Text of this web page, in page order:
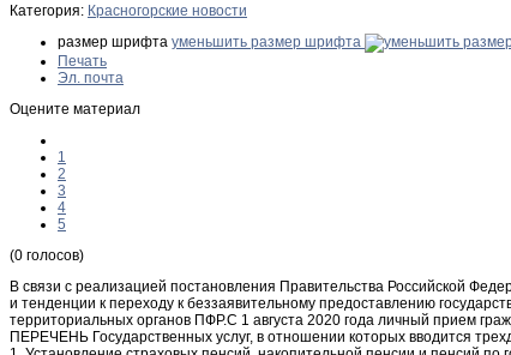
Категория: Красногорские новости
размер шрифта уменьшить размер шрифта
Печать
Эл. почта
Оцените материал
1
2
3
4
5
(0 голосов)
В связи с реализацией постановления Правительства Российской
и тенденции к переходу к беззаявительному предоставлению
территориальных органов ПФР.С 1 августа 2020 года личный прием
ПЕРЕЧЕНЬ Государственных услуг, в отношении которых вводится